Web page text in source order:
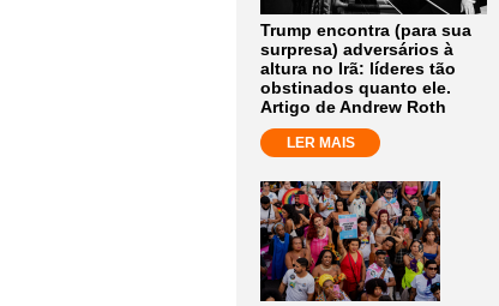
Trump encontra (para sua
surpresa) adversários à
altura no Irã: líderes tão
obstinados quanto ele.
Artigo de Andrew Roth
LER MAIS